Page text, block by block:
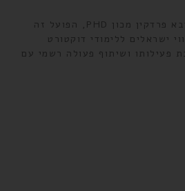
בהובלתו של פרופ’ עקיבא פרדקין מכון PHD, הפועל זה
ישראלים ללימודי דוקטורט
פעילותו ושיתוף פעולה רשמי עם